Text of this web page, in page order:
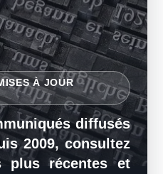
À JOUR
diffusés
2009, consultez
plus récentes et